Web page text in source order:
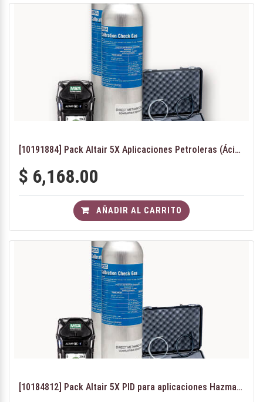
[10191884] Pack Altair 5X Aplicaciones Petroleras (Ácido Sulfhídrico y Dióxido de Azufre)
$ 6,168.00
AÑADIR AL CARRITO
[10184812] Pack Altair 5X PID para aplicaciones Hazmat - VOC